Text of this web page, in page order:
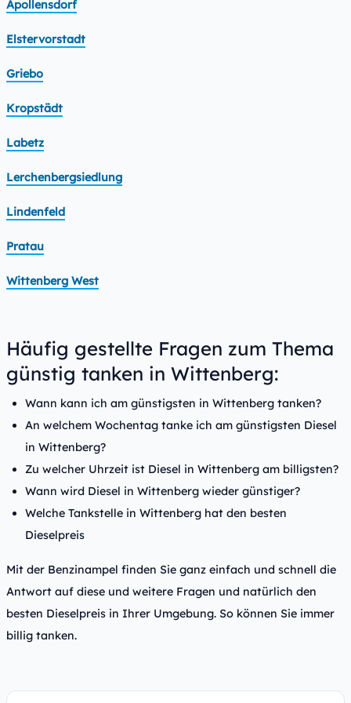
Apollensdorf
Elstervorstadt
Griebo
Kropstädt
Labetz
Lerchenbergsiedlung
Lindenfeld
Pratau
Wittenberg West
Häufig gestellte Fragen zum Thema
günstig tanken in Wittenberg:
Wann kann ich am günstigsten in Wittenberg tanken?
An welchem Wochentag tanke ich am günstigsten Diesel
in Wittenberg?
Zu welcher Uhrzeit ist Diesel in Wittenberg am billigsten?
Wann wird Diesel in Wittenberg wieder günstiger?
Welche Tankstelle in Wittenberg hat den besten
Dieselpreis
Mit der Benzinampel finden Sie ganz einfach und schnell die
Antwort auf diese und weitere Fragen und natürlich den
besten Dieselpreis in Ihrer Umgebung. So können Sie immer
billig tanken.